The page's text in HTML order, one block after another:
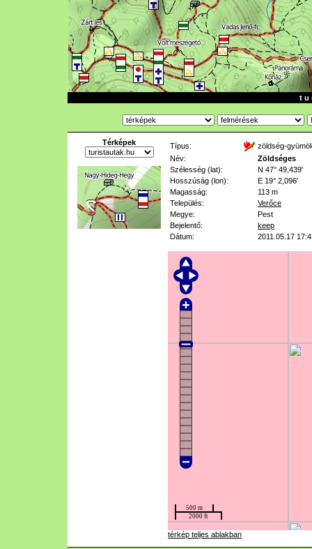
t u
Térképek Típus:
zöldség-
Név:
Zöldséges
Szélesség (lat):
N 47° 49,439'
Hosszúság (lon):
E 19° 2,096'
Magasság:
113 m
Település:
Verőce
Megye:
Pest
Bejelentő:
keep
Dátum:
2011.05.17
térkép teljes ablakban